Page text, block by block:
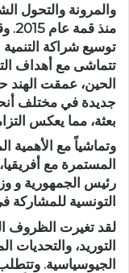
والمرونة والتحول
توسيع شراكة
بعثة، مما يعكس
وتماشياً مع الأهمية
المستمرة مع
رئيس الجمهورية و
التونسية للمشاركة
لقد تغيرت الظروف
التوريد، والتحديات
الجيوسياسية.